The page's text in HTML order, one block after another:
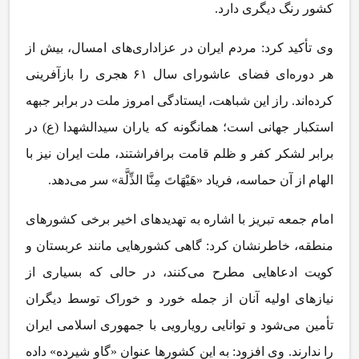
کشور رنگ دیگری دارد.
وی تأکید کرد: مردم ایران در عزاداری‌های امسال، بیش از
هر دوره‌ای فضای عاشورای سال ۶۱ هجری را بازآفرینی
کرده‌اند. راز این شباهت، ایستادگی امروز ملت در برابر جبهه
استکبار جهانی است؛ همانگونه که یاران سیدالشهدا (ع) در
برابر لشکر کفر و ظلم قامت برافراشتند، ملت ایران نیز با
الهام از آن حماسه، فریاد «هَیْهَاتَ مِنَّا الذِّلَّة» سر می‌دهد.
امام جمعه تبریز با اشاره به تهدیدهای اخیر برخی کشورهای
منطقه، خاطرنشان کرد: گاهی کشورهایی مانند عربستان و
کویت ادعاهایی مطرح می‌کنند، در حالی که بسیاری از
نیازهای اولیه آنان از جمله خورد و خوراک توسط دیگران
تأمین می‌شود و توانایی رویارویی با جمهوری اسلامی ایران
را ندارند. وی افزود: به این کشورها عنوان «گاو شیرده» داده